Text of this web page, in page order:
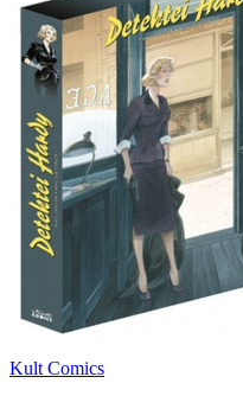
Kult Comics